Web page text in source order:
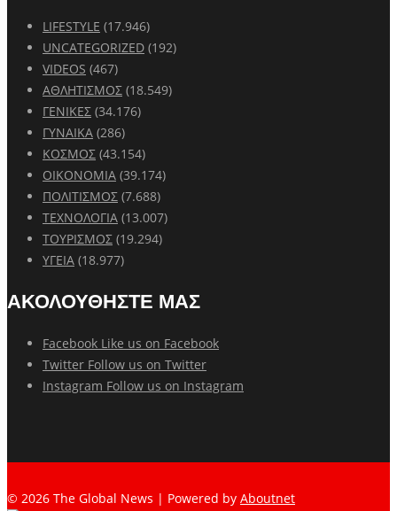
LIFESTYLE (17.946)
UNCATEGORIZED (192)
VIDEOS (467)
ΑΘΛΗΤΙΣΜΟΣ (18.549)
ΓΕΝΙΚΕΣ (34.176)
ΓΥΝΑΙΚΑ (286)
ΚΟΣΜΟΣ (43.154)
ΟΙΚΟΝΟΜΙΑ (39.174)
ΠΟΛΙΤΙΣΜΟΣ (7.688)
ΤΕΧΝΟΛΟΓΙΑ (13.007)
ΤΟΥΡΙΣΜΟΣ (19.294)
ΥΓΕΙΑ (18.977)
ΑΚΟΛΟΥΘΗΣΤΕ ΜΑΣ
Facebook Like us on Facebook
Twitter Follow us on Twitter
Instagram Follow us on Instagram
© 2026 The Global News | Powered by Aboutnet